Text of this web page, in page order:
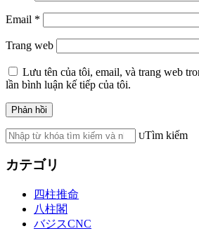
Email *
Trang web
Lưu tên của tôi, email, và trang web
lần bình luận kế tiếp của tôi.
Tìm kiếm
カテゴリ
四柱推命
八柱閣
バジスCNC